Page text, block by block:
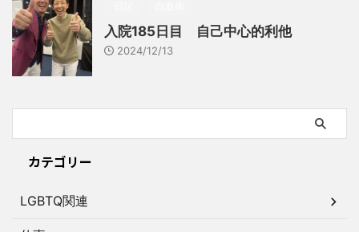
入院185日目 自己中心的利他
2024/12/13
カテゴリー
LGBTQ関連